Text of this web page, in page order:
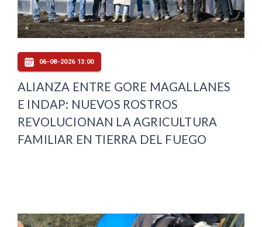
06-08-2026 13:00
ALIANZA ENTRE GORE MAGALLANES
E INDAP: NUEVOS ROSTROS
REVOLUCIONAN LA AGRICULTURA
FAMILIAR EN TIERRA DEL FUEGO